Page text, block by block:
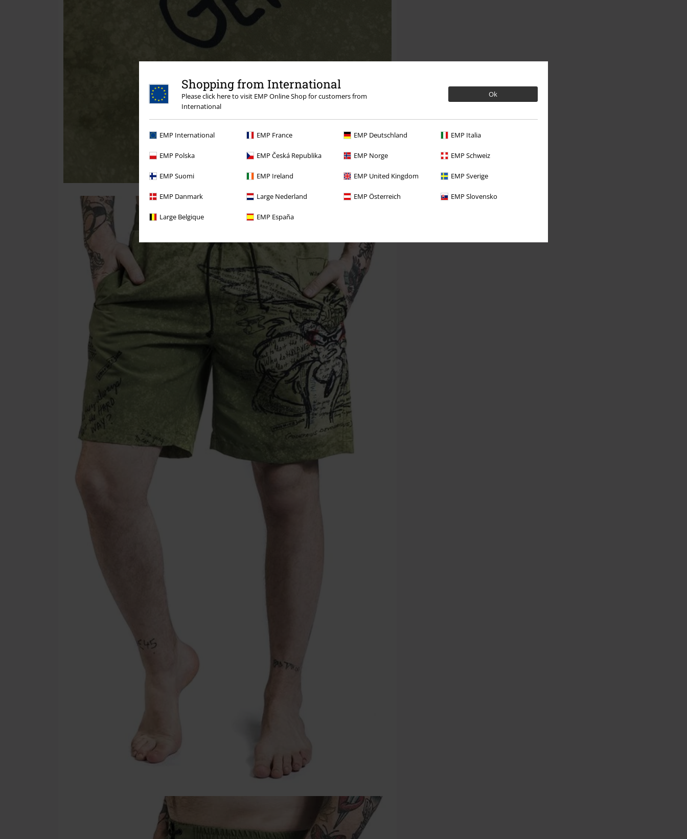
Shopping from International
Please click here to visit EMP Online Shop for customers from
International
Ok
EMP International EMP France EMP Deutschland EMP Italia
EMP Polska EMP Česká Republika EMP Norge EMP Schweiz
EMP Suomi EMP Ireland EMP United Kingdom EMP Sverige
EMP Danmark Large Nederland EMP Österreich EMP Slovensko
Large Belgique EMP España